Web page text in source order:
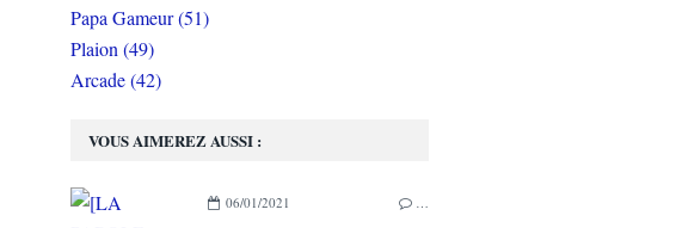
VOUS AIMEREZ AUSSI :
06/01/2021 …
Papa Gameur (51)
Plaion (49)
Arcade (42)